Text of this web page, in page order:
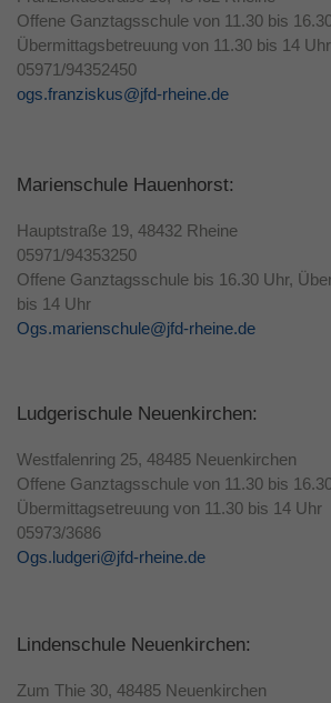
Offene Ganztagsschule von 11.30 bis
Übermittagsbetreuung von 11.30 bis 14 Uhr
05971/94352450
ogs.franziskus@jfd-rheine.de
Marienschule Hauenhorst:
Hauptstraße 19, 48432 Rheine
05971/94353250
Offene Ganztagsschule bis 16.30 Uhr,
bis 14 Uhr
Ogs.marienschule@jfd-rheine.de
Ludgerischule Neuenkirchen:
Westfalenring 25, 48485 Neuenkirchen
Offene Ganztagsschule von 11.30 bis
Übermittagsetreuung von 11.30 bis 14 Uhr
05973/3686
Ogs.ludgeri@jfd-rheine.de
Lindenschule Neuenkirchen:
Zum Thie 30, 48485 Neuenkirchen